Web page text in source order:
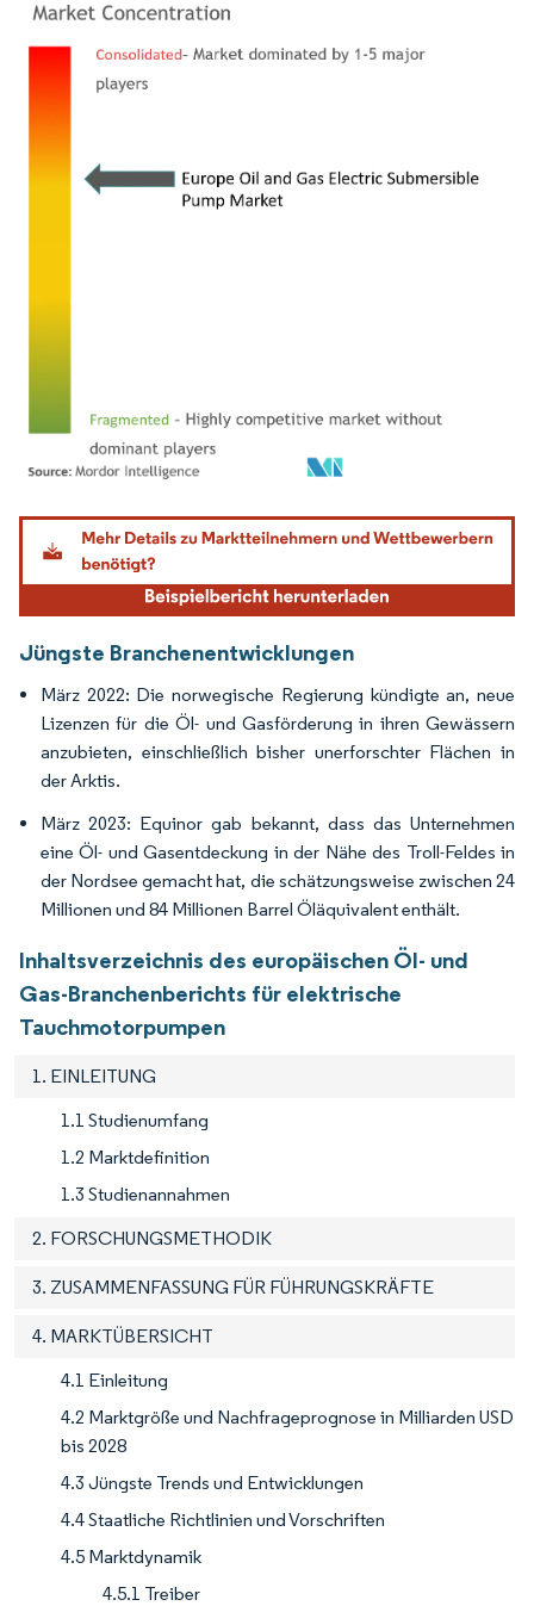
Bild © Mordor Intelligence. Wiederverwendung erfordert Namensnennung gemäß
Jüngste Branchenentwicklungen
März 2022: Die norwegische Regierung kündigte an, neue
Lizenzen für die Öl- und Gasförderung in ihren Gewässern
anzubieten, einschließlich bisher unerforschter Flächen in
der Arktis.
März 2023: Equinor gab bekannt, dass das Unternehmen
eine Öl- und Gasentdeckung in der Nähe des Troll-Feldes in
der Nordsee gemacht hat, die schätzungsweise zwischen 24
Millionen und 84 Millionen Barrel Öläquivalent enthält.
Inhaltsverzeichnis des europäischen Öl- und
Gas-Branchenberichts für elektrische
Tauchmotorpumpen
1. EINLEITUNG
1.1 Studienumfang
1.2 Marktdefinition
1.3 Studienannahmen
2. FORSCHUNGSMETHODIK
3. ZUSAMMENFASSUNG FÜR FÜHRUNGSKRÄFTE
4. MARKTÜBERSICHT
4.1 Einleitung
4.2 Marktgröße und Nachfrageprognose in Milliarden USD
bis 2028
4.3 Jüngste Trends und Entwicklungen
4.4 Staatliche Richtlinien und Vorschriften
4.5 Marktdynamik
4.5.1 Treiber